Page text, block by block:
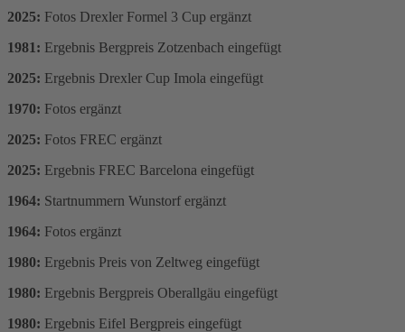
2025: Fotos Drexler Formel 3 Cup ergänzt
1981: Ergebnis Bergpreis Zotzenbach eingefügt
2025: Ergebnis Drexler Cup Imola eingefügt
1970: Fotos ergänzt
2025: Fotos FREC ergänzt
2025: Ergebnis FREC Barcelona eingefügt
1964: Startnummern Wunstorf ergänzt
1964: Fotos ergänzt
1980: Ergebnis Preis von Zeltweg eingefügt
1980: Ergebnis Bergpreis Oberallgäu eingefügt
1980: Ergebnis Eifel Bergpreis eingefügt